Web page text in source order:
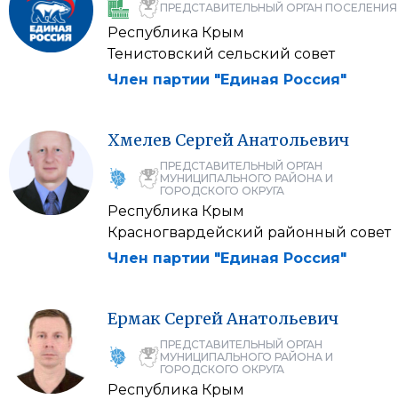
ПРЕДСТАВИТЕЛЬНЫЙ ОРГАН ПОСЕЛЕНИЯ
Республика Крым
Тенистовский сельский совет
Член партии "Единая Россия"
Хмелев СергейАнатольевич
ПРЕДСТАВИТЕЛЬНЫЙ ОРГАН
МУНИЦИПАЛЬНОГО РАЙОНА И
ГОРОДСКОГО ОКРУГА
Республика Крым
Красногвардейский районный совет
Член партии "Единая Россия"
Ермак СергейАнатольевич
ПРЕДСТАВИТЕЛЬНЫЙ ОРГАН
МУНИЦИПАЛЬНОГО РАЙОНА И
ГОРОДСКОГО ОКРУГА
Республика Крым